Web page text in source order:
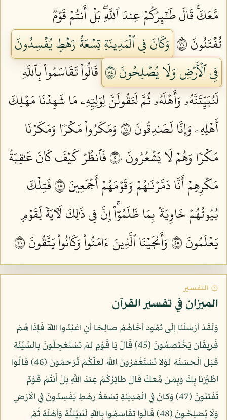
مَّعَكَۚ قَالَ طَٰٓئِرُكُمۡ عِندَ ٱللَّهِۖ بَلۡ أَنتُمۡ قَوۡمٞ
تُفۡتَنُونَ ٤٧
وَكَانَ فِي ٱلۡمَدِينَةِ تِسۡعَةُ رَهۡطٖ يُفۡسِدُونَ
فِي ٱلۡأَرۡضِ وَلَا يُصۡلِحُونَ ٤٨
قَالُواْ تَقَاسَمُواْ بِٱللَّهِ
لَنُبَيِّتَنَّهُۥ وَأَهۡلَهُۥ ثُمَّ لَنَقُولَنَّ لِوَلِيِّهِۦ مَا شَهِدۡنَا مَهۡلِكَ
أَهۡلِهِۦ وَإِنَّا لَصَٰدِقُونَ ٤٩
وَمَكَرُواْ مَكۡرٗا وَمَكَرۡنَا
مَكۡرٗا وَهُمۡ لَا يَشۡعُرُونَ ٥٠
فَٱنظُرۡ كَيۡفَ كَانَ عَٰقِبَةُ
مَكۡرِهِمۡ أَنَّا دَمَّرۡنَٰهُمۡ وَقَوۡمَهُمۡ أَجۡمَعِينَ ٥١
فَتِلۡكَ
بُيُوتُهُمۡ خَاوِيَةَۢ بِمَا ظَلَمُوٓاْۚ إِنَّ فِي ذَٰلِكَ لَأٓيَةٗ لِّقَوۡمٖ
يَعۡلَمُونَ ٥٢
وَأَنجَيۡنَا ٱلَّذِينَ ءَامَنُواْ وَكَانُواْ يَتَّقُونَ ٥٣
۞ التفسير
الميزان في تفسير القرآن
وَلَقَدْ أَرْسَلْنَا إِلَى ثَمُودَ أَخَاهُمْ صَالِحًا أَنِ اعْبُدُوا اللَّهَ فَإِذَا هُمْ
فَرِيقَانِ يَخْتَصِمُونَ (45) قَالَ يَا قَوْمِ لِمَ تَسْتَعْجِلُونَ بِالسَّيِّئَةِ
قَبْلَ الْحَسَنَةِ لَوْلَا تَسْتَغْفِرُونَ اللَّهَ لَعَلَّكُمْ تُرْحَمُونَ (46) قَالُوا
اطَّيَّرْنَا بِكَ وَبِمَن مَّعَكَ قَالَ طَائِرُكُمْ عِندَ اللَّهِ بَلْ أَنتُمْ قَوْمٌ
تُفْتَنُونَ (47) وَكَانَ فِي الْمَدِينَةِ تِسْعَةُ رَهْطٍ يُفْسِدُونَ فِي الْأَرْضِ
وَلَا يُصْلِحُونَ (48) قَالُوا تَقَاسَمُوا بِاللَّهِ لَنُبَيِّتَنَّهُ وَأَهْلَهُ ثُمَّ